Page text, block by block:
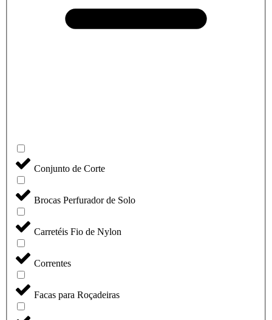
Conjunto de Corte
Brocas Perfurador de Solo
Carretéis Fio de Nylon
Correntes
Facas para Roçadeiras